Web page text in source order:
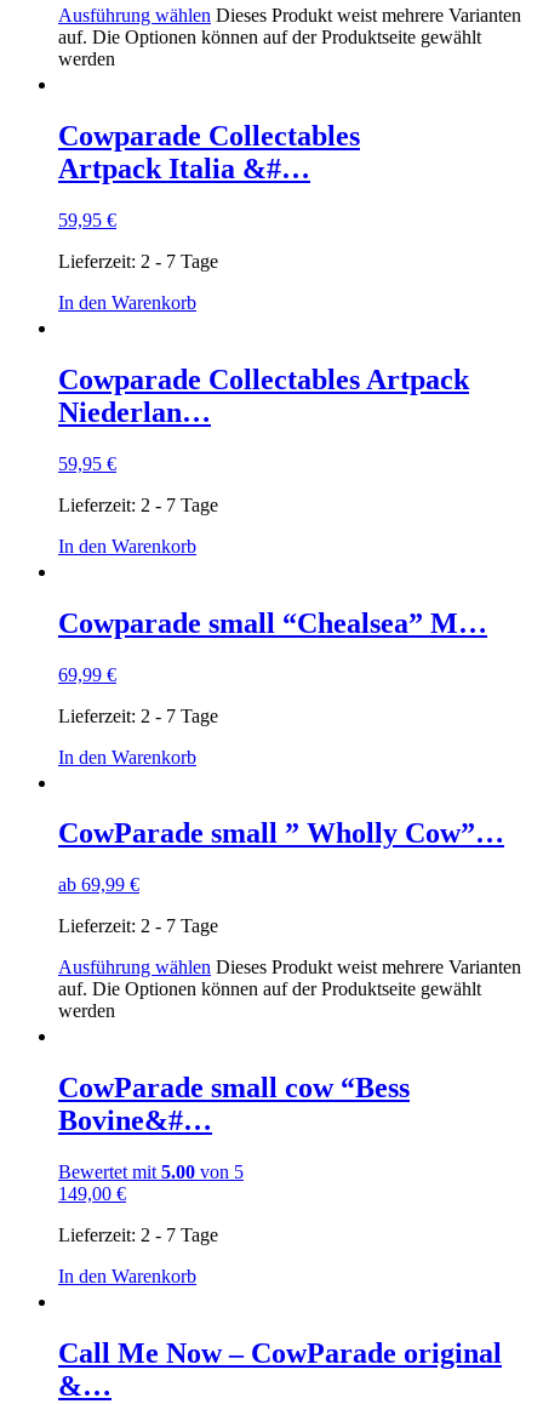
Ausführung wählen Dieses Produkt weist mehrere Varianten
auf. Die Optionen können auf der Produktseite gewählt
werden
Cowparade Collectables
Artpack Italia &#…
59,95 €
Lieferzeit: 2 - 7 Tage
In den Warenkorb
Cowparade Collectables Artpack
Niederlan…
59,95 €
Lieferzeit: 2 - 7 Tage
In den Warenkorb
Cowparade small “Chealsea” M…
69,99 €
Lieferzeit: 2 - 7 Tage
In den Warenkorb
CowParade small ” Wholly Cow”…
ab 69,99 €
Lieferzeit: 2 - 7 Tage
Ausführung wählen Dieses Produkt weist mehrere Varianten
auf. Die Optionen können auf der Produktseite gewählt
werden
CowParade small cow “Bess
Bovine&#…
Bewertet mit 5.00 von 5
149,00 €
Lieferzeit: 2 - 7 Tage
In den Warenkorb
Call Me Now – CowParade original
&…